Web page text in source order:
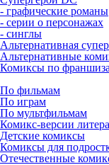
- графические романы
- серии о персонажах
- синглы
Альтернативная
Альтернативные
Комиксы по
По фильмам
По играм
По мультфильмам
Комикс-версии
Детские комиксы
Комиксы для
Отечественные